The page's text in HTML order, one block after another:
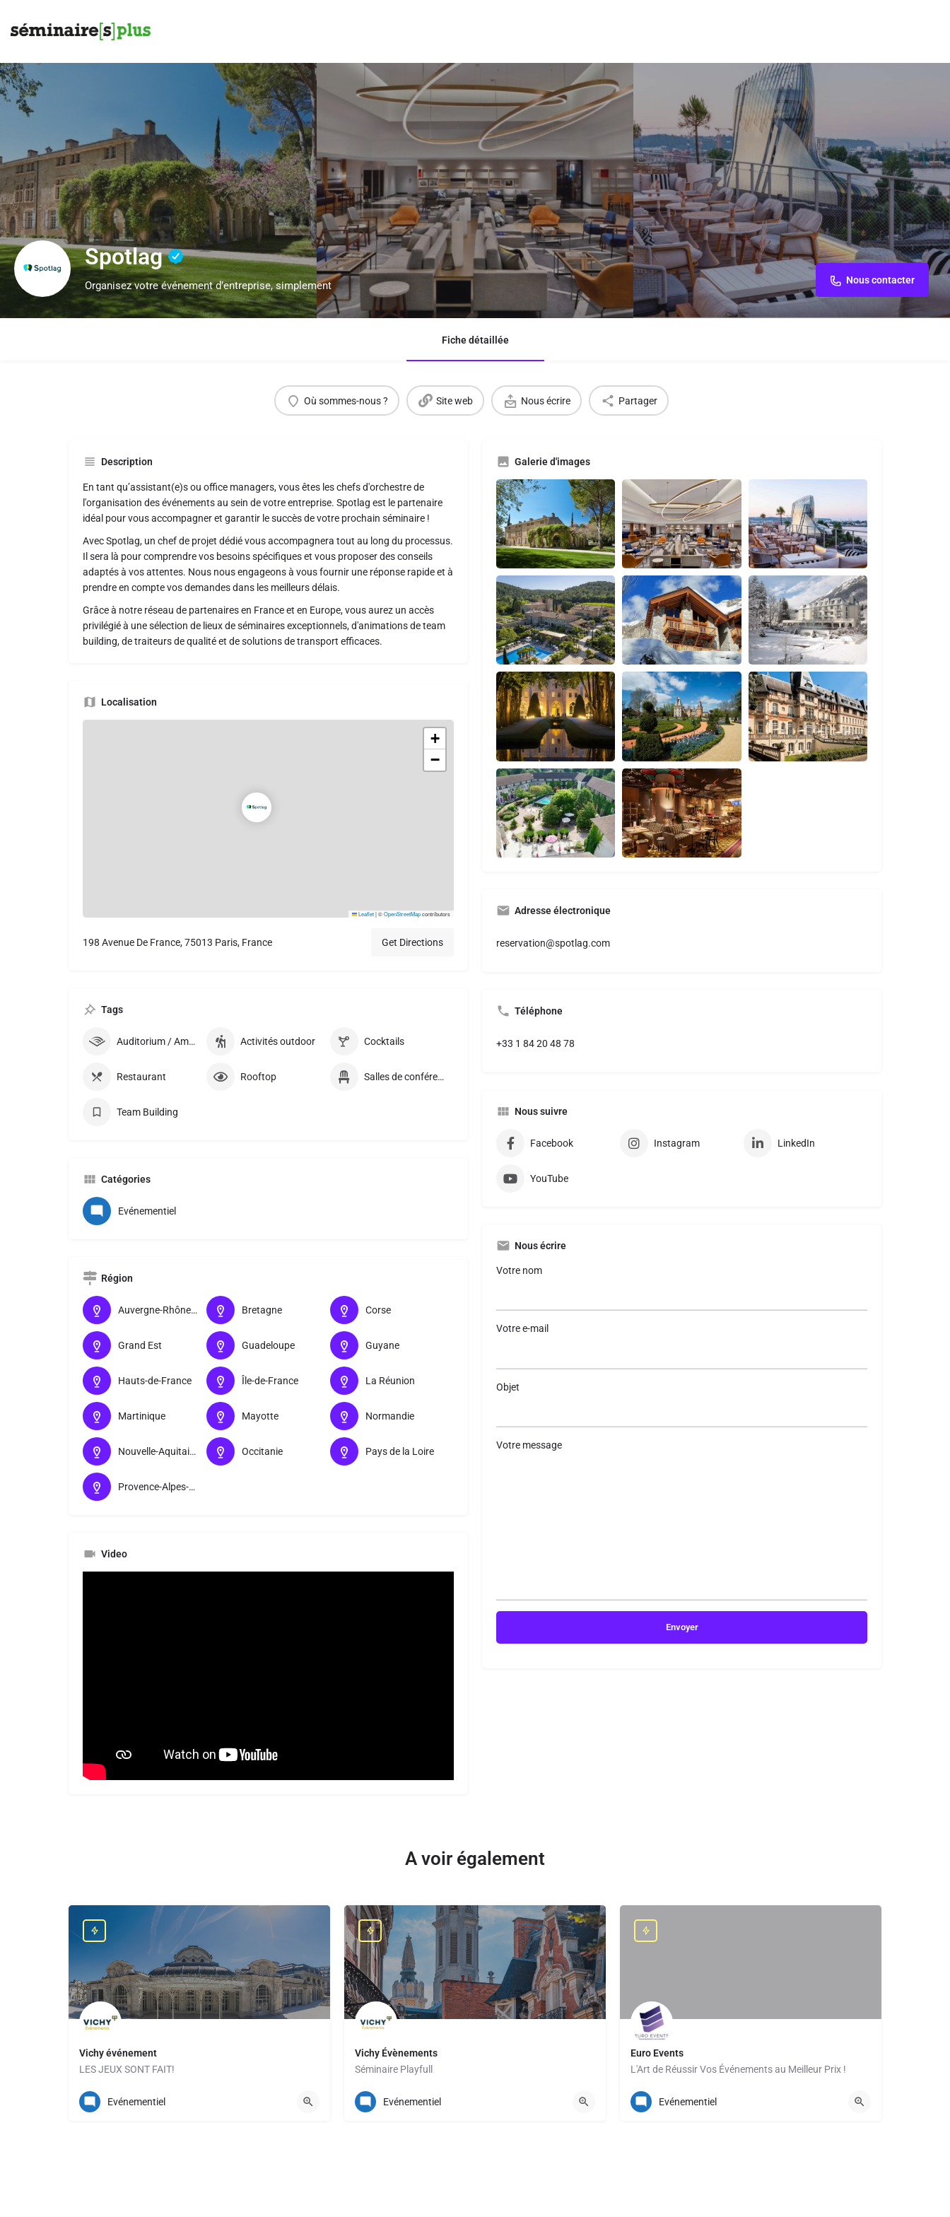
Spotlag
Organisez votre événement d’entreprise, simplement Nous contacter
Fiche détaillée
Où sommes-nous ? Site web Nous écrire Partager
Description
En tant qu’assistant(e)s ou office managers, vous êtes les chefs d'orchestre de
l'organisation des événements au sein de votre entreprise. Spotlag est le partenaire
idéal pour vous accompagner et garantir le succès de votre prochain séminaire !
Avec Spotlag, un chef de projet dédié vous accompagnera tout au long du processus.
Il sera là pour comprendre vos besoins spécifiques et vous proposer des conseils
adaptés à vos attentes. Nous nous engageons à vous fournir une réponse rapide et à
prendre en compte vos demandes dans les meilleurs délais.
Grâce à notre réseau de partenaires en France et en Europe, vous aurez un accès
privilégié à une sélection de lieux de séminaires exceptionnels, d'animations de team
building, de traiteurs de qualité et de solutions de transport efficaces.
Localisation
+
−
Leaflet|©OpenStreetMapcontributors
198 Avenue De France, 75013 Paris, France Get Directions
Tags
Auditorium / Amphithéatre Activités outdoor Cocktails
Restaurant Rooftop Salles de conférences
Team Building
Catégories
Evénementiel
Région
Auvergne-Rhône-Alpes Bretagne Corse
Grand Est Guadeloupe Guyane
Hauts-de-France Île-de-France La Réunion
Martinique Mayotte Normandie
Nouvelle-Aquitaine Occitanie Pays de la Loire
Provence-Alpes-Côte d’Azur
Video
Galerie d'images
Adresse électronique
reservation@spotlag.com
Téléphone
+33 1 84 20 48 78
Nous suivre
Facebook Instagram LinkedIn
YouTube
Nous écrire
Votre nom
Votre e-mail
Objet
Votre message
A voir également
Vichy événement
LES JEUX SONT FAIT!
04 70 30 50 16
Evénementiel
Vichy Évènements
Séminaire Playfull
+33 (0) 4 70 30 50 16
Evénementiel
Euro Events
L'Art de Réussir Vos Événements au Meilleur Prix !
+33 (0)1 40 02 00 04
Evénementiel